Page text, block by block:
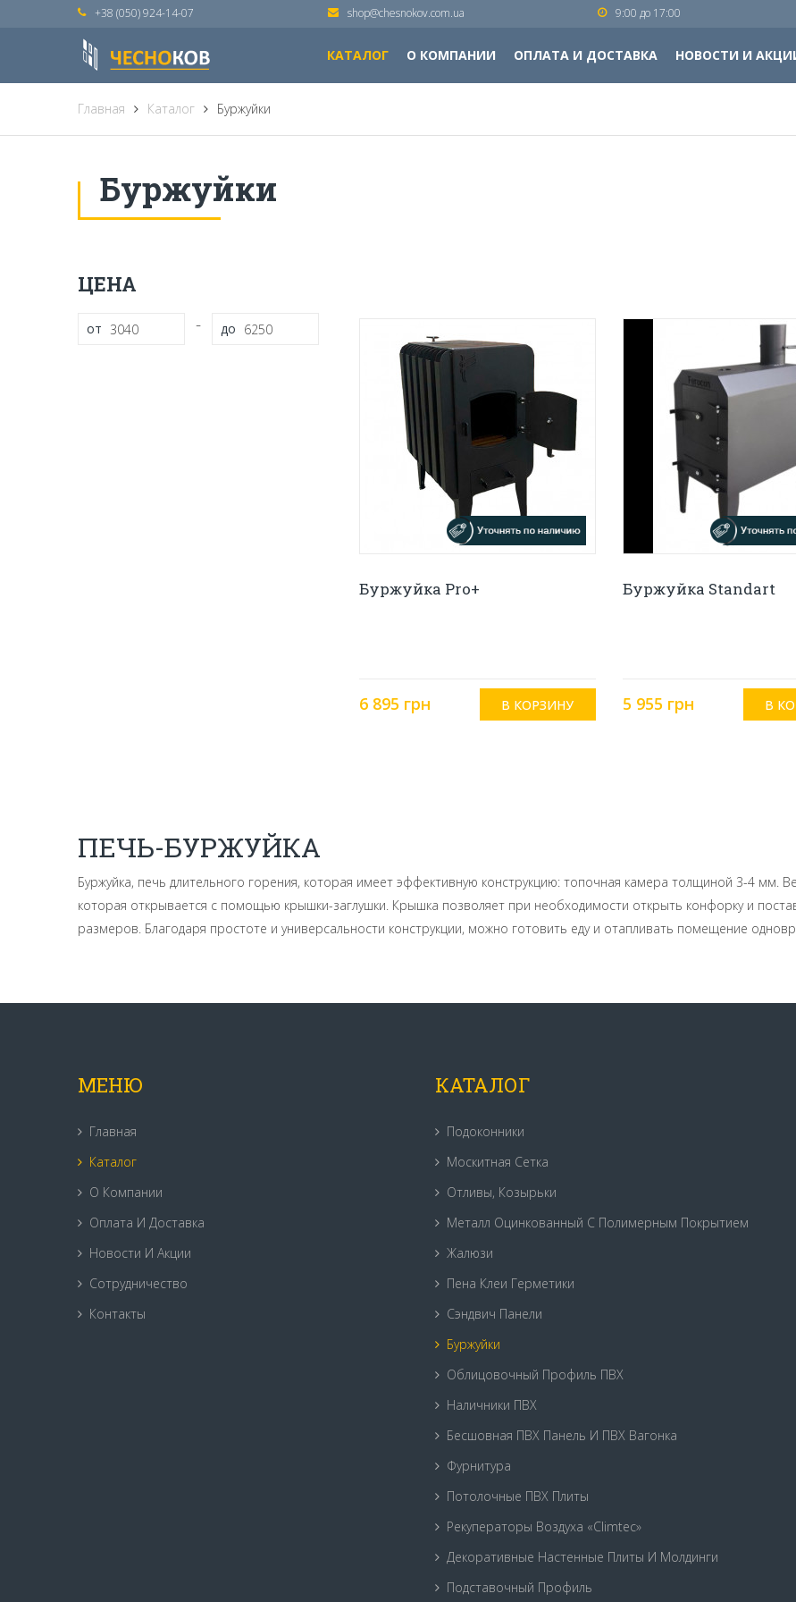
КАТАЛОГ О КОМПАНИИ ОПЛАТА И ДОСТАВКА НОВОСТИ И
+38 (050) 924-14-07 shop@chesnokov.com.ua 9:00 до 17:00
Главная Каталог Буржуйки
Буржуйки
ЦЕНА
от - до
Буржуйка Pro+
6 895 грн
Буржуйка Standart
5 955 грн
ПЕЧЬ-БУРЖУЙКА
Буржуйка, печь длительного горения, которая имеет эффективную конструкцию: топочная камера толщиной 3-4 мм.
которая открывается с помощью крышки-заглушки. Крышка позволяет при необходимости открыть конфорку и
размеров. Благодаря простоте и универсальности конструкции, можно готовить еду и отапливать помещение
МЕНЮ
Главная
Каталог
О Компании
Оплата И Доставка
Новости И Акции
Сотрудничество
Контакты
КАТАЛОГ
Подоконники
Москитная Сетка
Отливы, Козырьки
Металл Оцинкованный С Полимерным Покрытием
Жалюзи
Пена Клеи Герметики
Сэндвич Панели
Буржуйки
Облицовочный Профиль ПВХ
Наличники ПВХ
Бесшовная ПВХ Панель И ПВХ Вагонка
Фурнитура
Потолочные ПВХ Плиты
Рекуператоры Воздуха «Climtec»
Декоративные Настенные Плиты И Молдинги
Подставочный Профиль